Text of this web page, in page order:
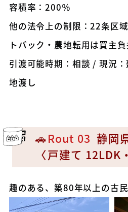
容積率：200％
他の法令上の制限：22条区
トバック・農地転用は買主負
引渡可能時期：相談 / 現況
地渡し
🚗Rout 03 静岡
〈戸建て 12LDK
趣のある、築80年以上の古民